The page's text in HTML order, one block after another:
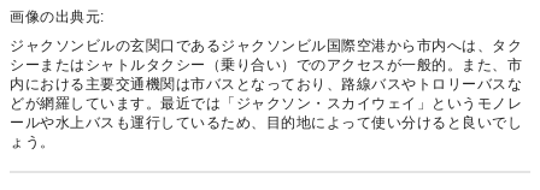
画像の出典元:
ジャクソンビルの玄関口であるジャクソンビル国際空港から市内へは、タク
シーまたはシャトルタクシー（乗り合い）でのアクセスが一般的。また、市
内における主要交通機関は市バスとなっており、路線バスやトロリーバスな
どが網羅しています。最近では「ジャクソン・スカイウェイ」というモノレ
ールや水上バスも運行しているため、目的地によって使い分けると良いでし
ょう。